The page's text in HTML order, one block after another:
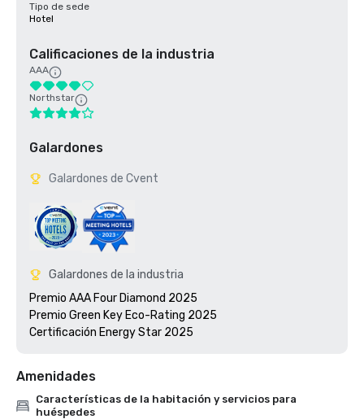
Tipo de sede
Hotel
Calificaciones de la industria
AAA
Northstar
Galardones
Galardones de Cvent
Galardones de la industria
Premio AAA Four Diamond 2025
Premio Green Key Eco-Rating 2025
Amenidades
Características de la habitación y servicios para
huéspedes